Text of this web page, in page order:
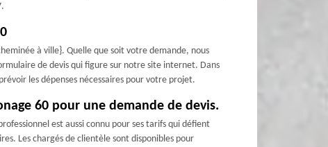
à ville}. Quelle que soit votre demande, nous
de devis qui figure sur notre site internet. Dans
les dépenses nécessaires pour votre projet.
60 pour une demande de devis.
est aussi connu pour ses tarifs qui défient
Les chargés de clientèle sont disponibles pour